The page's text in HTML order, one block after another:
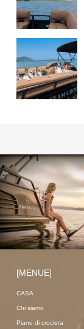
[MENUE]
CASA
Chi siamo
Piano di crociera